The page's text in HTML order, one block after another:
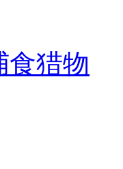
食猎物